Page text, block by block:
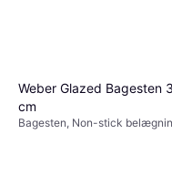
Weber Glazed Bagesten
cm
Bagesten, Non-stick